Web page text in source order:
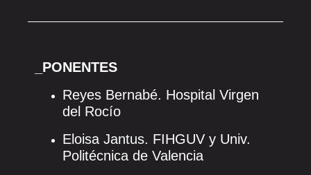
_PONENTES
Reyes Bernabé. Hospital Virgen
del Rocío
Eloisa Jantus. FIHGUV y Univ.
Politécnica de Valencia